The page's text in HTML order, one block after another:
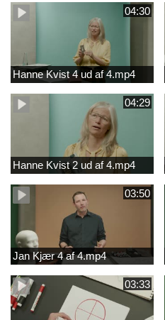
04:30
Hanne Kvist 4 ud af 4.mp4
04:29
Hanne Kvist 2 ud af 4.mp4
03:50
Jan Kjær 4 af 4.mp4
03:33